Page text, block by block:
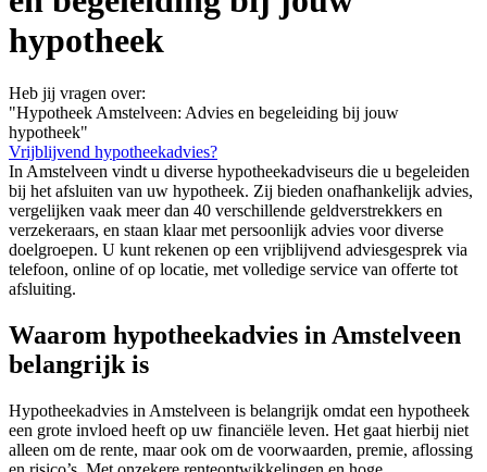
hypotheek
Heb jij vragen over:
"Hypotheek Amstelveen: Advies en begeleiding bij jouw
hypotheek"
Vrijblijvend hypotheekadvies?
In Amstelveen vindt u diverse hypotheekadviseurs die u begeleiden
bij het afsluiten van uw hypotheek. Zij bieden onafhankelijk advies,
vergelijken vaak meer dan 40 verschillende geldverstrekkers en
verzekeraars, en staan klaar met persoonlijk advies voor diverse
doelgroepen. U kunt rekenen op een vrijblijvend adviesgesprek via
telefoon, online of op locatie, met volledige service van offerte tot
afsluiting.
Waarom hypotheekadvies in Amstelveen
belangrijk is
Hypotheekadvies in Amstelveen is belangrijk omdat een hypotheek
een grote invloed heeft op uw financiële leven. Het gaat hierbij niet
alleen om de rente, maar ook om de voorwaarden, premie, aflossing